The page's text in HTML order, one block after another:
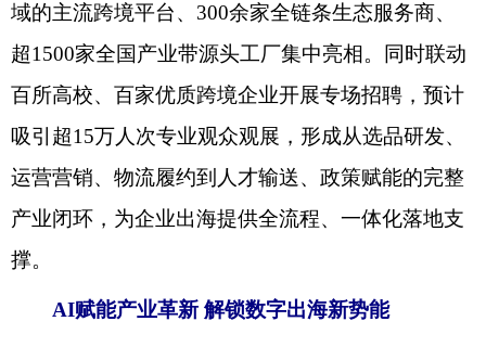
域的主流跨境平台、300余家全链条生态服务商、
超1500家全国产业带源头工厂集中亮相。同时联动
百所高校、百家优质跨境企业开展专场招聘，预计
吸引超15万人次专业观众观展，形成从选品研发、
运营营销、物流履约到人才输送、政策赋能的完整
产业闭环，为企业出海提供全流程、一体化落地支
撑。
AI赋能产业革新 解锁数字出海新势能